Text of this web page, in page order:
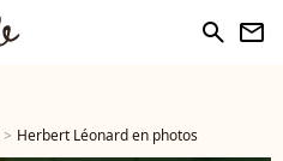
search newsletter
Herbert Léonard en photos